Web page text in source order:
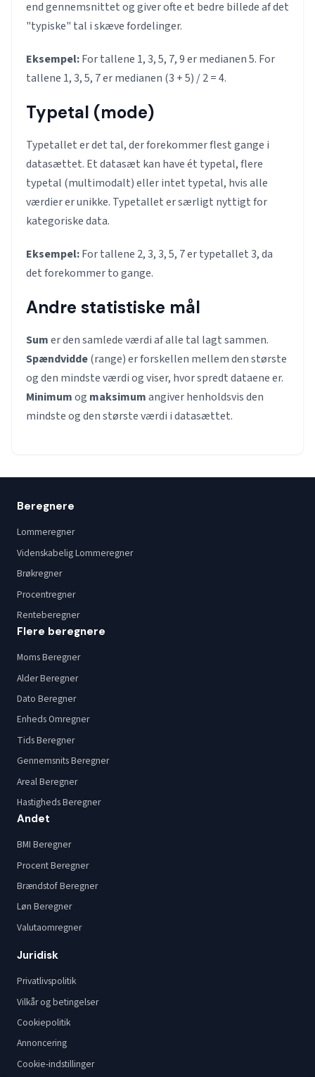
end gennemsnittet og giver ofte et bedre billede af det
"typiske" tal i skæve fordelinger.
Eksempel:For tallene 1, 3, 5, 7, 9 er medianen 5. For
tallene 1, 3, 5, 7 er medianen (3 + 5) / 2 = 4.
Typetal (mode)
Typetallet er det tal, der forekommer flest gange i
datasættet. Et datasæt kan have ét typetal, flere
typetal (multimodalt) eller intet typetal, hvis alle
værdier er unikke. Typetallet er særligt nyttigt for
kategoriske data.
Eksempel:For tallene 2, 3, 3, 5, 7 er typetallet 3, da
det forekommer to gange.
Andre statistiske mål
Sumer den samlede værdi af alle tal lagt sammen.
Spændvidde(range) er forskellen mellem den største
og den mindste værdi og viser, hvor spredt dataene er.
Minimumog maksimumangiver henholdsvis den
mindste og den største værdi i datasættet.
Beregnere
Lommeregner
Videnskabelig Lommeregner
Brøkregner
Procentregner
Renteberegner
Flere beregnere
Moms Beregner
Alder Beregner
Dato Beregner
Enheds Omregner
Tids Beregner
Gennemsnits Beregner
Areal Beregner
Hastigheds Beregner
Andet
BMI Beregner
Procent Beregner
Brændstof Beregner
Løn Beregner
Valutaomregner
Juridisk
Privatlivspolitik
Vilkår og betingelser
Cookiepolitik
Annoncering
Cookie-indstillinger